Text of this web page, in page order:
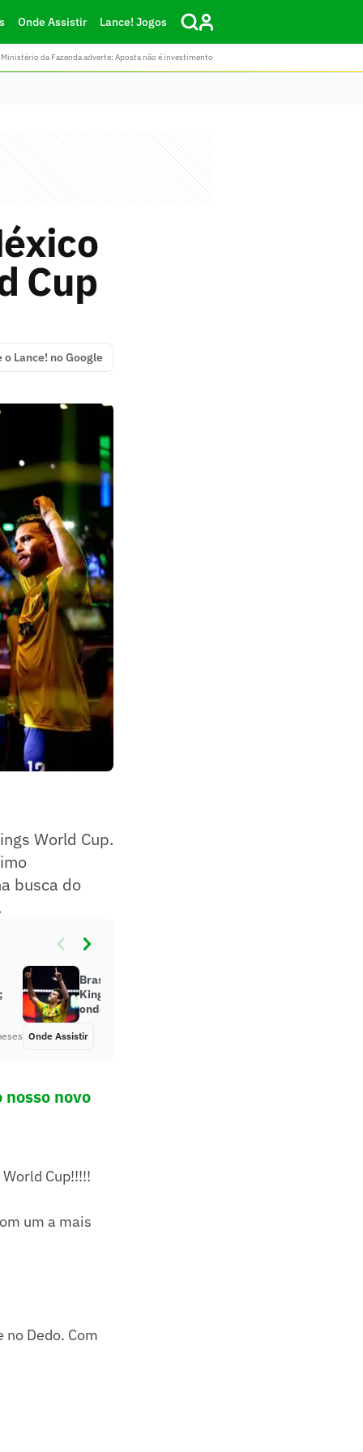
Onde Assistir Lance! Jogos
da Fazenda adverte: Aposta não é investimento
Cup
o Lance! no Google
World Cup.
busca do
Brasil x México na semifinal da
Kings World Cup: confira horário e
onde assistir
Onde Assistir
nosso novo
Cup!!!!!
um a mais
Dedo. Com